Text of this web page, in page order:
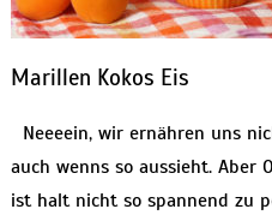
Marillen Kokos Eis
Neeeein, wir ernähren uns
auch wenns so aussieht. Aber
ist halt nicht so spannend zu